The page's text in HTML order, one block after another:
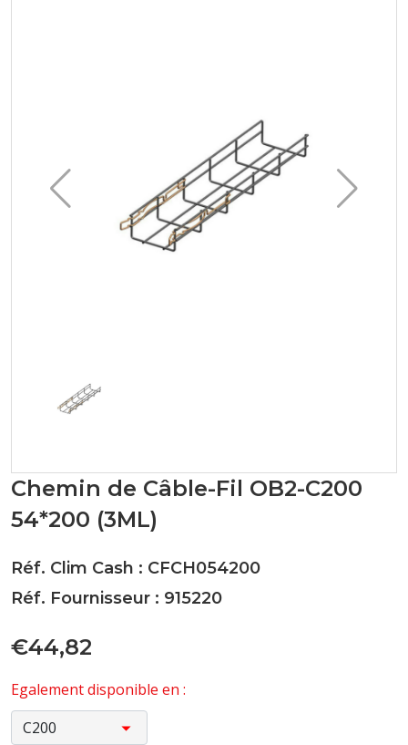
Chemin de Câble-Fil OB2-C200
54*200 (3ML)
Réf. Clim Cash : CFCH054200
Réf. Fournisseur : 915220
€44,82
Egalement disponible en :